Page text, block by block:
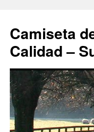
Camiseta
Calidad –